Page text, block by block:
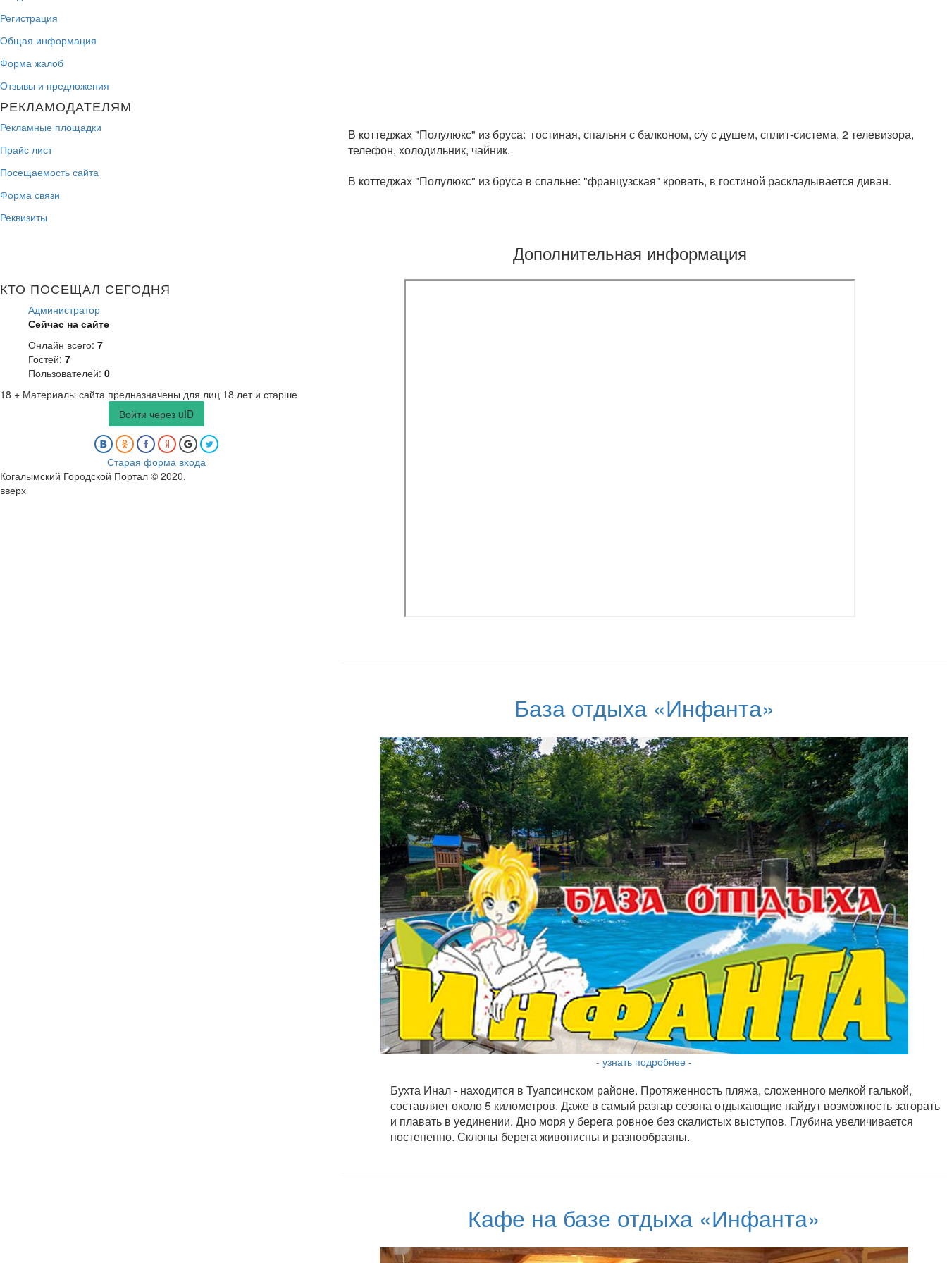
В коттеджах "Полулюкс" из бруса: гостиная, спальня с балконом, с/у с душем, сплит-система, 2 телевизора,
телефон, холодильник, чайник.
В коттеджах "Полулюкс" из бруса в спальне: "французская" кровать, в гостиной раскладывается диван.
Дополнительная информация
База отдыха «Инфанта»
- узнать подробнее -
Бухта Инал - находится в Туапсинском районе. Протяженность пляжа, сложенного мелкой галькой,
составляет около 5 километров. Даже в самый разгар сезона отдыхающие найдут возможность загорать
и плавать в уединении. Дно моря у берега ровное без скалистых выступов. Глубина увеличивается
постепенно. Склоны берега живописны и разнообразны.
Кафе на базе отдыха «Инфанта»
Регистрация
Общая информация
Форма жалоб
Отзывы и предложения
РЕКЛАМОДАТЕЛЯМ
Рекламные площадки
Прайс лист
Посещаемость сайта
Форма связи
Реквизиты
КТО ПОСЕЩАЛ СЕГОДНЯ
Администратор
Сейчас на сайте
Онлайн всего: 7
Гостей: 7
Пользователей: 0
18 + Материалы сайта предназначены для лиц 18 лет и старше
Войти через uID
Старая форма входа
Когалымский Городской Портал © 2020.
вверх